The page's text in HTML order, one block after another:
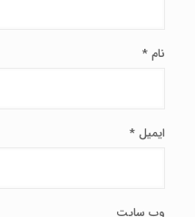
نام*
ایمیل*
وب‌ سایت